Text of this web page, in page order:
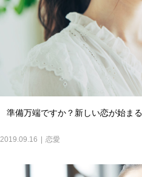
準備万端ですか？新しい恋が始ま
2019.09.16 恋愛